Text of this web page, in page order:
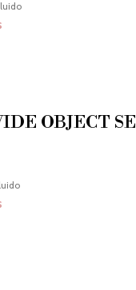
OBJECT